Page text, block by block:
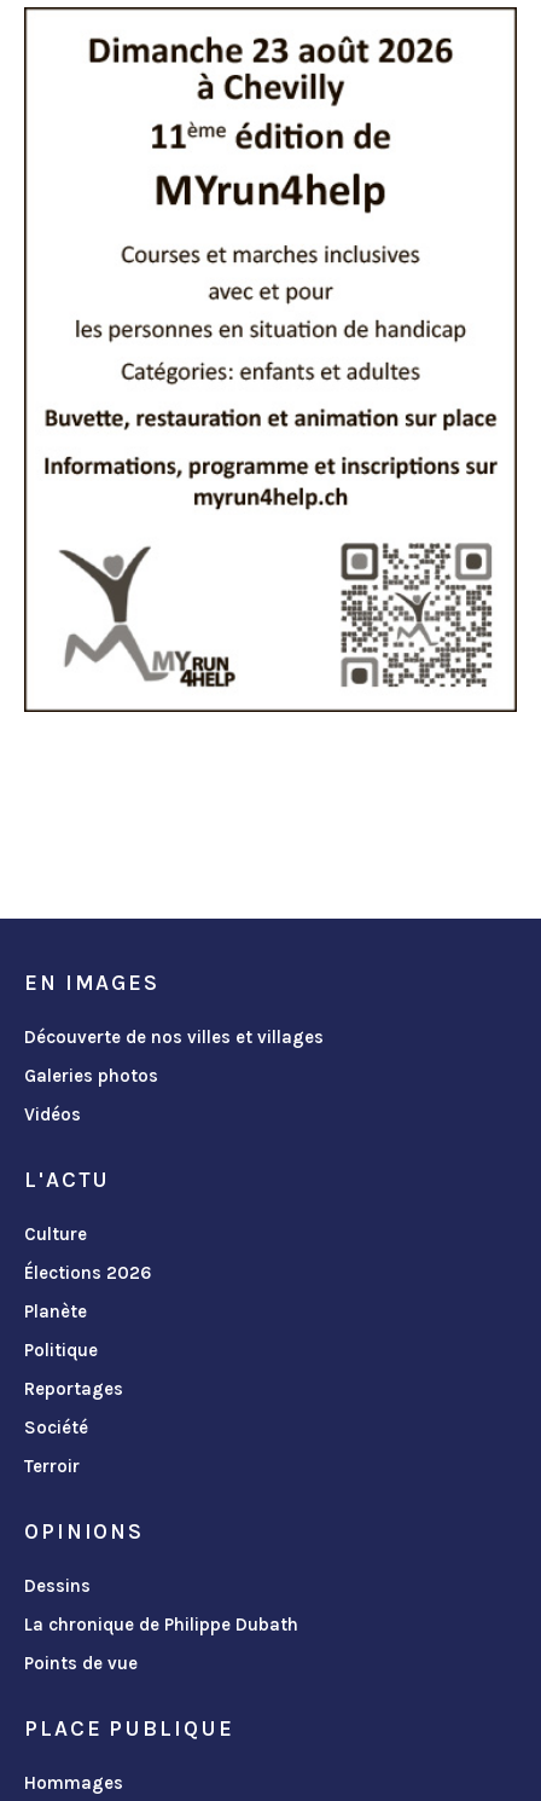
EN IMAGES
Découverte de nos villes et villages
Galeries photos
Vidéos
L'ACTU
Culture
Élections 2026
Planète
Politique
Reportages
Société
Terroir
OPINIONS
Dessins
La chronique de Philippe Dubath
Points de vue
PLACE PUBLIQUE
Hommages